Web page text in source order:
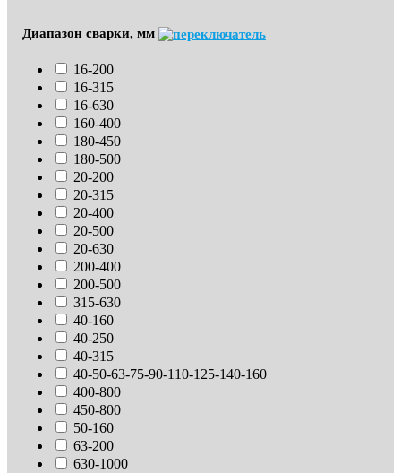
Диапазон сварки, мм
16-200
16-315
16-630
160-400
180-450
180-500
20-200
20-315
20-400
20-500
20-630
200-400
200-500
315-630
40-160
40-250
40-315
40-50-63-75-90-110-125-140-160
400-800
450-800
50-160
63-200
630-1000